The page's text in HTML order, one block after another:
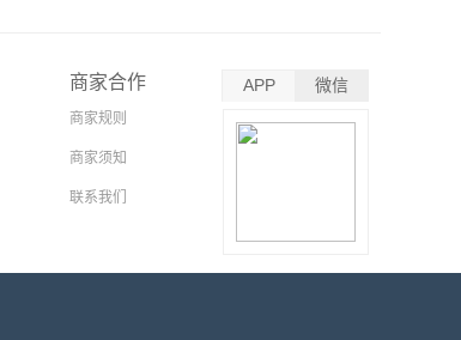
商家合作
商家规则
商家须知
联系我们
APP 微信